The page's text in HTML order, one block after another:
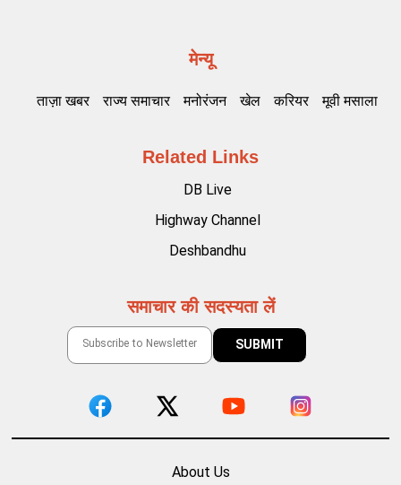
मेन्यू
ताज़ा खबर राज्य समाचार मनोरंजन खेल करियर मूवी मसाला
Related Links
DB Live
Highway Channel
Deshbandhu
समाचार की सदस्यता लें
About Us